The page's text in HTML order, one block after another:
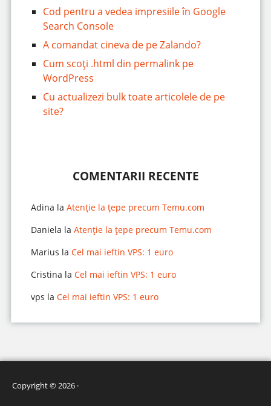
Cod pentru a vedea impresiile în Google
Search Console
A comandat cineva de pe Zalando?
Cum scoți .html din permalink pe
WordPress
Cu actualizezi bulk toate articolele de pe
site?
COMENTARII RECENTE
Adina la Atenție la țepe precum Temu.com
Daniela la Atenție la țepe precum Temu.com
Marius la Cel mai ieftin VPS: 1 euro
Cristina la Cel mai ieftin VPS: 1 euro
vps la Cel mai ieftin VPS: 1 euro
Copyright © 2026 ·